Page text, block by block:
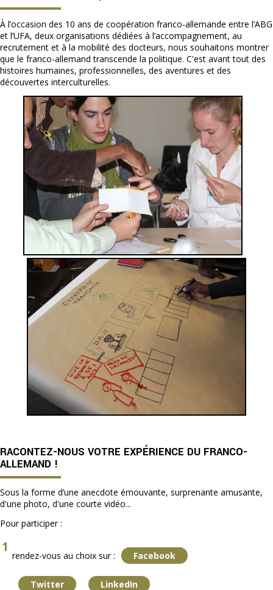
À l’occasion des 10 ans de coopération franco-allemande entre l’ABG
et l’UFA, deux organisations dédiées à l’accompagnement, au
recrutement et à la mobilité des docteurs, nous souhaitons montrer
que le franco-allemand transcende la politique. C'est avant tout des
histoires humaines, professionnelles, des aventures et des
découvertes interculturelles.
RACONTEZ-NOUS VOTRE EXPÉRIENCE DU FRANCO-
ALLEMAND !
Sous la forme d’une anecdote émouvante, surprenante amusante,
d'une photo, d'une courte vidéo...
Pour participer :
rendez-vous au choix sur : Facebook
Twitter LinkedIn